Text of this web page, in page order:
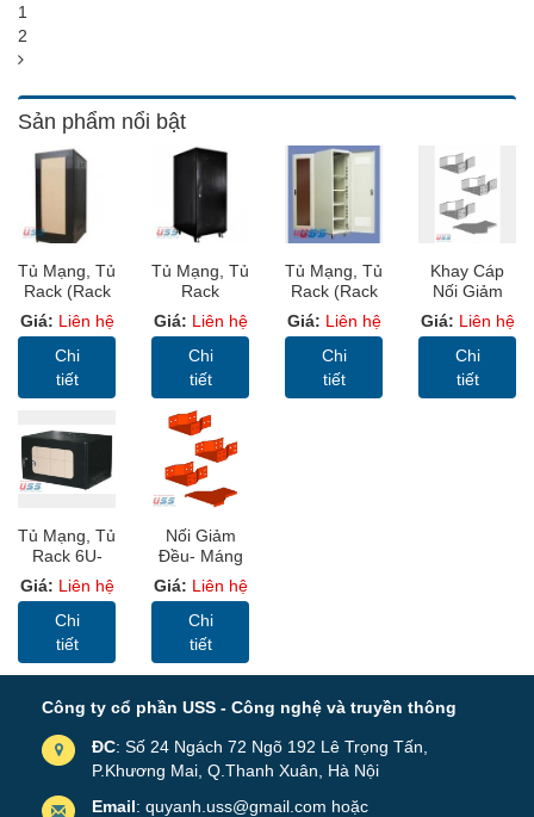
1
2
Sản phẩm nổi bật
Tủ Mạng, Tủ
Rack (Rack
Cabinet 19”)
USS RACK
36U D1000
Sâu
Giá: Liên hệ
Chi
tiết
Tủ Mạng, Tủ
Rack
SYSTEM
CABINET
20U-D1000 -
USS Rack
Giá: Liên hệ
Chi
tiết
Tủ Mạng, Tủ
Rack (Rack
Cabinet 19”)
USS RACK
32U D600
Sâu 600mm
Giá: Liên hệ
Chi
tiết
Khay Cáp
Nối Giảm
Đều, Khay
Cáp Sơn
Tĩnh Điện (
Cable Tray)
Giá: Liên hệ
Chi
tiết
Tủ Mạng, Tủ
Rack 6U-
D400
Wallmount –
USS Rack
6U400 -Màu
Lưới
Giá: Liên hệ
Chi
tiết
Nối Giảm
Đều- Máng
Sơn Tĩnh
Điện, Cable
Trunking
(MC)
Giá: Liên hệ
Chi
tiết
Công ty cổ phần USS - Công nghệ và truyền thông
ĐC: Số 24 Ngách 72 Ngõ 192 Lê Trọng Tấn,
P.Khương Mai, Q.Thanh Xuân, Hà Nội
Email: quyanh.uss@gmail.com hoặc